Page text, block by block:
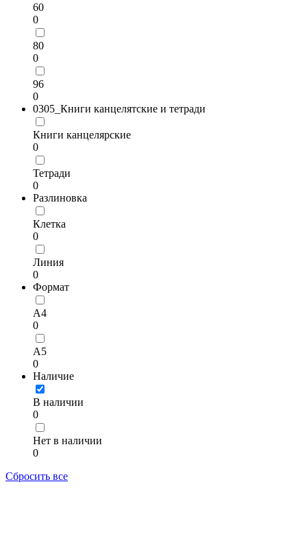
60
0
80
0
96
0
0305_Книги канцелятские и тетради
Книги канцелярские
0
Тетради
0
Разлиновка
Клетка
0
Линия
0
Формат
A4
0
A5
0
Наличие
В наличии
0
Нет в наличии
0
Сбросить все